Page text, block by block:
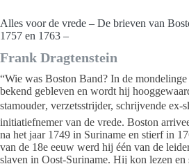
Alles voor de vrede – De brieven van
1757 en 1763 –
Frank Dragtenstein
“Wie was Boston Band? In de
bekend gebleven en wordt hij
stamouder, verzetsstrijder, schrijvende ex-
initiatiefnemer van de vrede. Boston
na het jaar 1749 in Suriname en stierf in
van de 18e eeuw werd hij één van de
slaven in Oost-Suriname. Hij kon lezen en